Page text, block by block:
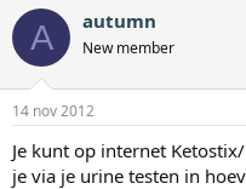
A autumn
New member
14 nov 2012
Je kunt op internet
je via je urine testen in